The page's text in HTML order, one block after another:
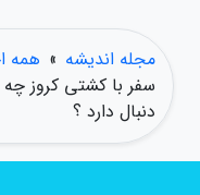
مجله اندیشه » همه
سفر با کشتی کروز
دنبال دارد ؟